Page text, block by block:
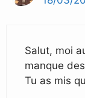
Salut, moi
manque
Tu as mis